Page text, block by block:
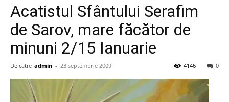
Acatistul Sfântului Serafim
de Sarov, mare făcător de
minuni 2/15 Ianuarie
De către admin - 23 septembrie 2009 0
4146